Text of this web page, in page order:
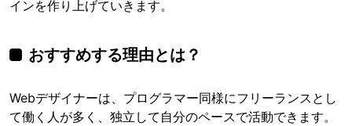
インを作り上げていきます。
おすすめする理由とは？
Webデザイナーは、プログラマー同様にフリーランスとし
て働く人が多く、独立して自分のペースで活動できます。